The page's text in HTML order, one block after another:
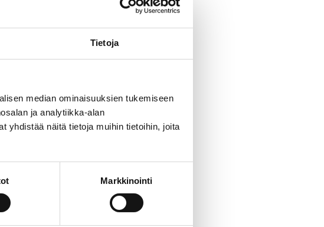
Tietoja
median ominaisuuksien tukemiseen
ja analytiikka-alan
yhdistää näitä tietoja muihin tietoihin, joita
Markkinointi